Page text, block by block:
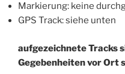
Markierung: keine
GPS Track: siehe unten
aufgezeichnete Tracks
Gegebenheiten vor Ort